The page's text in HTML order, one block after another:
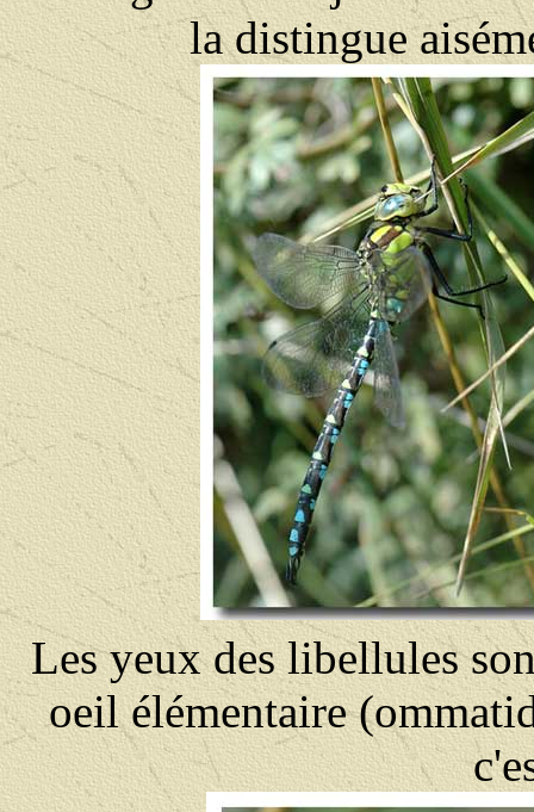
la distingue
Les yeux des libellules
oeil élémentaire